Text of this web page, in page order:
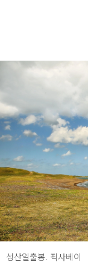
성산일출봉. 픽사베이